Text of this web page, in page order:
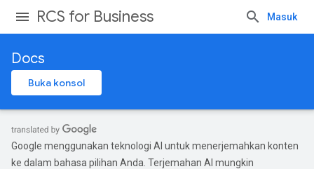
RCS for Business Masuk
Docs
Buka konsol
Google menggunakan teknologi AI untuk menerjemahkan konten
ke dalam bahasa pilihan Anda. Terjemahan AI mungkin